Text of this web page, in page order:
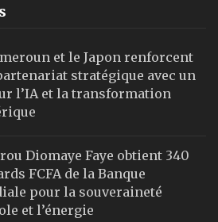
et le Japon renforcent
stratégique avec un
l’IA et la transformation
Diomaye Faye obtient 340
FCFA de la Banque
pour la souveraineté
et l’énergie